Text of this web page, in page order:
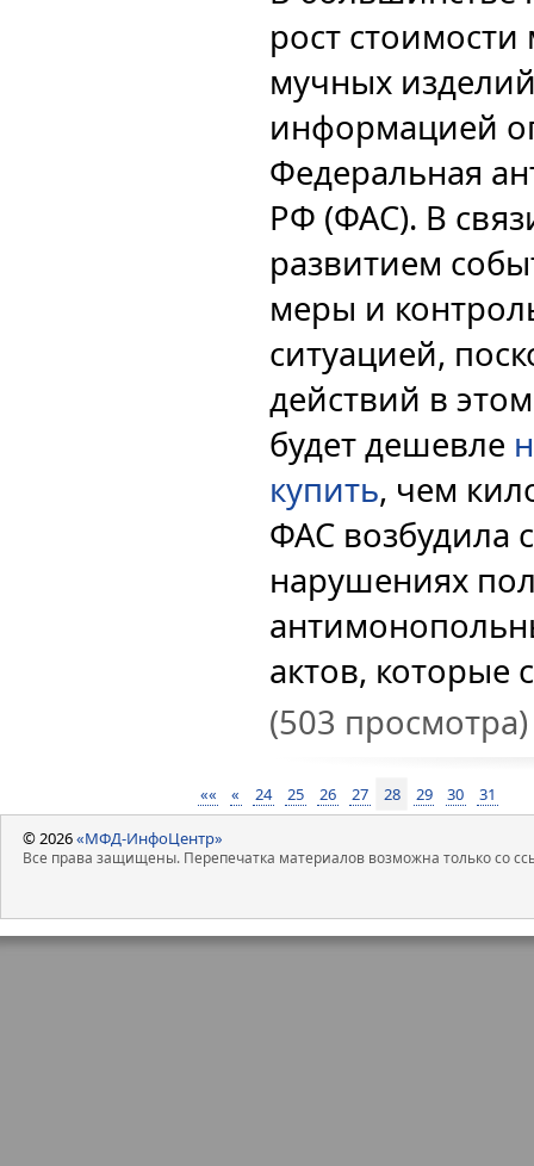
рост стоимости
мучных
информацией
Федеральная
РФ (ФАС). В
развитием
меры и
ситуацией,
действий в
будет дешевле
купить, чем
ФАС возбудила
нарушениях
актов, которые
(503 просмотра)
«« « 24 25 26 27 28 29 30 31
© 2026«МФД-ИнфоЦентр»
Все права защищены. Перепечатка материалов возможна только со